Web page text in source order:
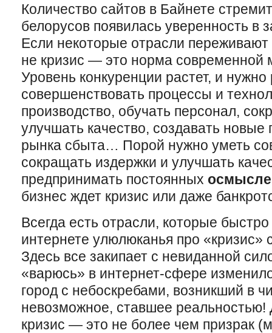
Количество сайтов в Байнете
белорусов появилась уверенность в
Если некоторые отрасли переживают
не кризис — это норма современной
Уровень конкуренции растет, и
совершенствовать процессы и
производство, обучать персонал,
улучшать качество, создавать новые
рынка сбыта… Порой нужно уметь
сокращать издержки и улучшать
предпринимать постоянных
бизнес ждет кризис или даже
Всегда есть отрасли, которые
интернете улюлюканья про
Здесь все закипает с невиданной
«варюсь» в интернет-сфере
город с небоскребами, возникший в
невозможное, ставшее
кризис — это не более чем призрак